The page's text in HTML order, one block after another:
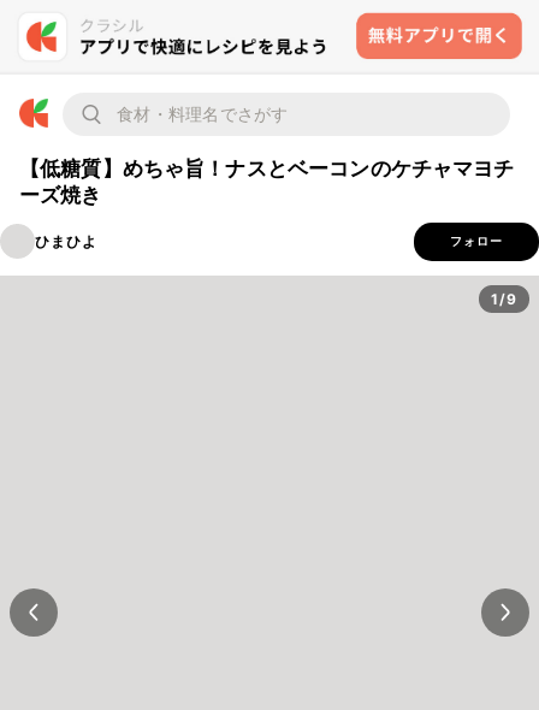
【低糖質】めちゃ旨！ナスとベーコンのケチャマヨチ
ーズ焼き
ひまひよ フォロー
1/9